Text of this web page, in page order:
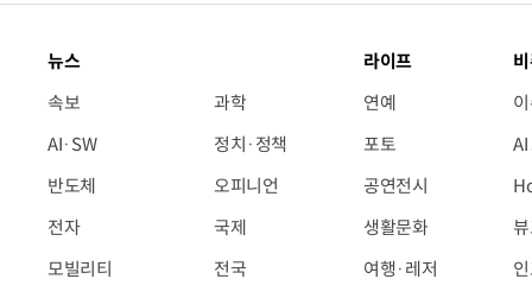
뉴스
속보
AI·SW
반도체
전자
모빌리티
과학
정치·정책
오피니언
국제
전국
라이프
연예
포토
공연전시
생활문화
여행·레저